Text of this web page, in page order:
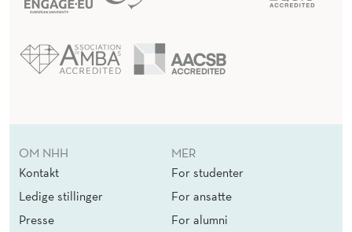
OM NHH
Kontakt
Ledige stillinger
Presse
MER
For studenter
For ansatte
For alumni